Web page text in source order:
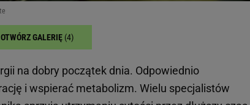
OTWÓRZ GALERIĘ (4)
na dobry początek dnia. Odpowiednio
i wspierać metabolizm. Wielu specjalistów